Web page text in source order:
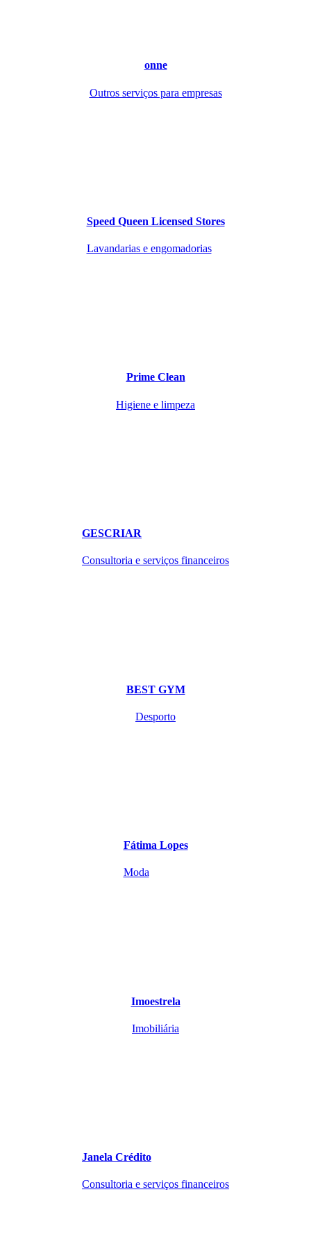
onne
Outros serviços para empresas
Speed Queen Licensed Stores
Lavandarias e engomadorias
Prime Clean
Higiene e limpeza
GESCRIAR
Consultoria e serviços financeiros
BEST GYM
Desporto
Fátima Lopes
Moda
Imoestrela
Imobiliária
Janela Crédito
Consultoria e serviços financeiros